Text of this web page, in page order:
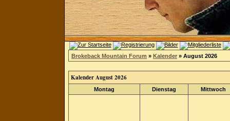
Brokeback Mountain Forum » Kalender » August 2026
Kalender August 2026
Montag Dienstag Mittwoch